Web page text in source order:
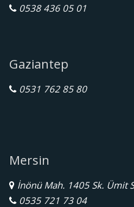
0538 436 05 01
Gaziantep
0531 762 85 80
Mersin
İnönü Mah. 1405 Sk. Ümit
0535 721 73 04